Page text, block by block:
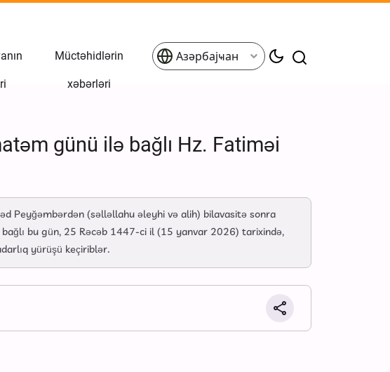
Müctəhidlərin
xəbərləri
Азәрбајҹан
günü ilə bağlı Hz. Fatiməi
Peyğəmbərdən (səlləllahu əleyhi və alih) bilavasitə sonra
bu gün, 25 Rəcəb 1447-ci il (15 yanvar 2026) tarixində,
yürüşü keçiriblər.